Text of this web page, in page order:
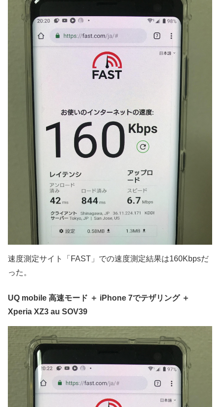
速度測定サイト「FAST」での速度測定結果は160Kbpsだ
った。
UQ mobile 高速モード ＋ iPhone 7でテザリング ＋
Xperia XZ3 au SOV39